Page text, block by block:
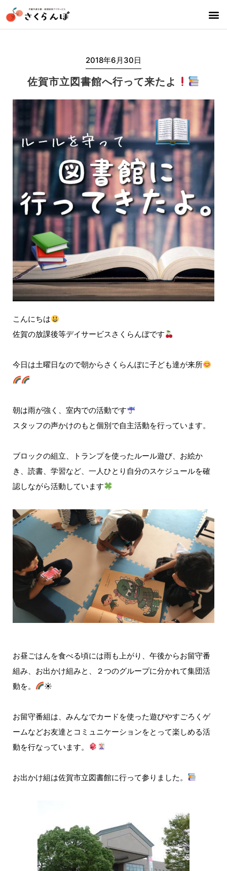
2018年6月30日
佐賀市立図書館へ行って来たよ
こんにちは
佐賀の放課後等デイサービスさくらんぼです
今日は土曜日なので朝からさくらんぼに子ども達が来所
朝は雨が強く、室内での活動です
スタッフの声かけのもと個別で自主活動を行っています。
ブロックの組立、トランプを使ったルール遊び、お絵か
き、読書、学習など、一人ひとり自分のスケジュールを確
認しながら活動しています
お昼ごはんを食べる頃には雨も上がり、午後からお留守番
組み、お出かけ組みと、２つのグループに分かれて集団活
動を。
☀
お留守番組は、みんなでカードを使った遊びやすごろくゲ
ームなどお友達とコミュニケーションをとって楽しめる活
動を行なっています。
お出かけ組は佐賀市立図書館に行って参りました。